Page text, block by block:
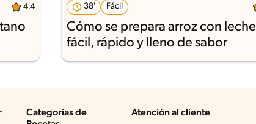
4.4 38' Fácil
Cómo se prepara arroz con leche
fácil, rápido y lleno de sabor
Categorias de
Atención al cliente